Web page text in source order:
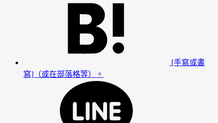
[手寫或書
寫]（或在部落格等）。